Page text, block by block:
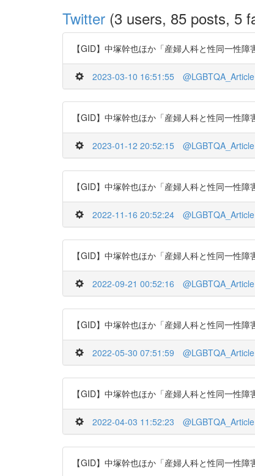
Twitter (3 users, 85 posts, 5
【GID】中塚幹也ほか「産婦人科と性同一性
2023-03-10 16:51:55 @LGBTQA_Article
【GID】中塚幹也ほか「産婦人科と性同一性
2023-01-12 20:52:15 @LGBTQA_Article
【GID】中塚幹也ほか「産婦人科と性同一性
2022-11-16 20:52:24 @LGBTQA_Article
【GID】中塚幹也ほか「産婦人科と性同一性
2022-09-21 00:52:16 @LGBTQA_Article
【GID】中塚幹也ほか「産婦人科と性同一性
2022-05-30 07:51:59 @LGBTQA_Article
【GID】中塚幹也ほか「産婦人科と性同一性
2022-04-03 11:52:23 @LGBTQA_Article
【GID】中塚幹也ほか「産婦人科と性同一性